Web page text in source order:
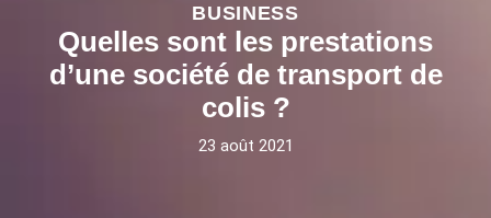
BUSINESS
Quelles sont les prestations
d’une société de transport de
colis ?
23 août 2021